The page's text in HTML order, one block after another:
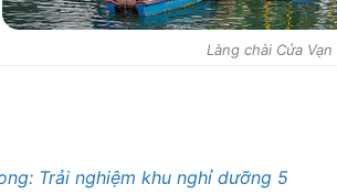
Làng chài Cửa
Trải nghiệm khu nghỉ dưỡng 5